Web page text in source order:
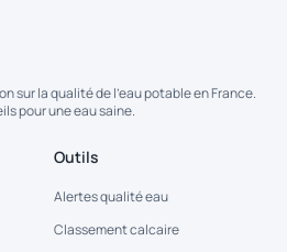
sur la qualité de l'eau potable en France.
pour une eau saine.
Outils
Alertes qualité eau
Classement calcaire